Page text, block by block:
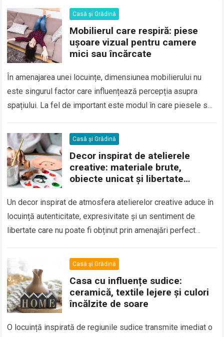
Casă și Grădină
Mobilierul care respiră: piese
ușoare vizual pentru camere
mici sau încărcate
În amenajarea unei locuințe, dimensiunea mobilierului nu
este singurul factor care influențează percepția asupra
spațiului. La fel de important este modul în care piesele se
Casă și Grădină
Decor inspirat de atelierele
creative: materiale brute,
obiecte unicat și libertate
Un decor inspirat de atmosfera atelierelor creative aduce în
locuință autenticitate, expresivitate și un sentiment de
libertate care nu poate fi obținut prin amenajări perfect
Casă și Grădină
Casa cu influențe sudice:
ceramică, textile lejere și culori
încălzite de soare
O locuință inspirată de regiunile sudice transmite imediat o